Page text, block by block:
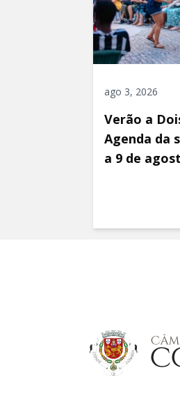
ago 3, 2026
Verão a
Agenda da
a 9 de